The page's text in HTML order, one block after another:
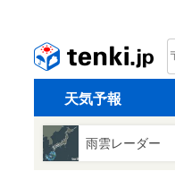
天気予報
雨雲レーダー